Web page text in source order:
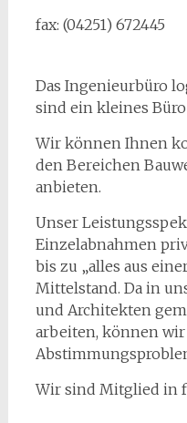
fax: (04251) 672445
Das Ingenieurbüro
sind ein kleines
Wir können Ihnen
den Bereichen
anbieten.
Unser
Einzelabnahmen
bis zu „alles aus
Mittelstand. Da in
und Architekten
arbeiten, können
Wir sind Mitglied in